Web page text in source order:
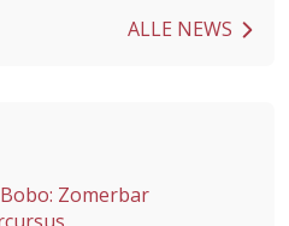
ALLE NEWS
Zomerbar